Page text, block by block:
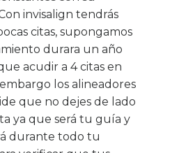
invisalign tendrás
citas, supongamos
durara un año
acudir a 4 citas en
los alineadores
que no dejes de lado
ya que será tu guía y
durante todo tu